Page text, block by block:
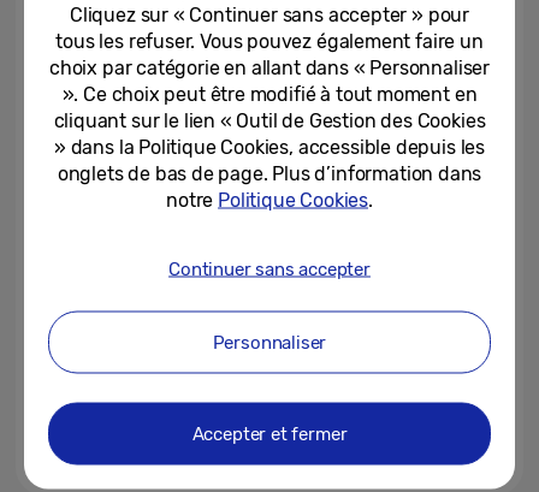
11-07-2025
[Design story] Vidéoprojecteur
The Premiere 5 : plongez dans la
prochaine ère du...
10-06-2025
[Design Story] Galaxy Buds3
[Design Story] Comment
Samsung The Serif a transformé
16-10-2024
Cliquez sur « Continuer sans accepter » pour
tous les refuser. Vous pouvez également faire un
choix par catégorie en allant dans « Personnaliser
». Ce choix peut être modifié à tout moment en
cliquant sur le lien « Outil de Gestion des Cookies
» dans la Politique Cookies, accessible depuis les
onglets de bas de page. Plus d’information dans
notre Politique Cookies.
Continuer sans accepter
Personnaliser
Accepter et fermer